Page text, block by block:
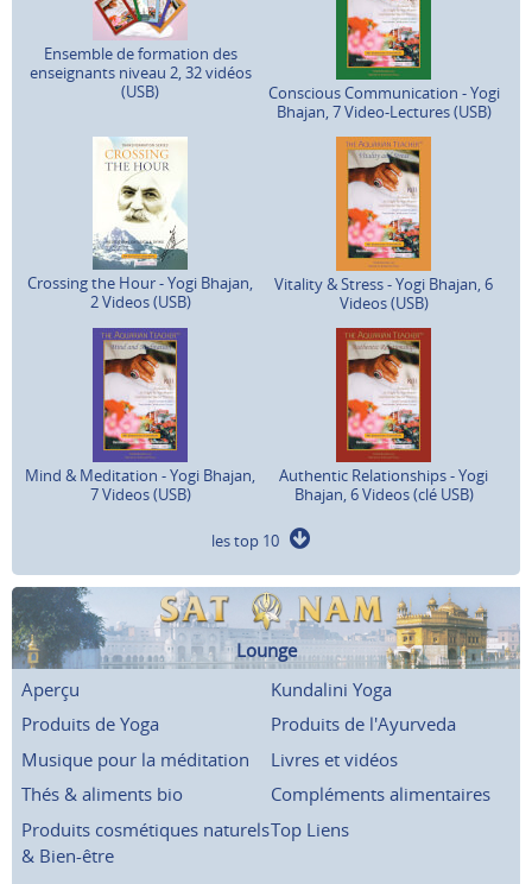
Ensemble de formation des
enseignants niveau 2, 32 vidéos
(USB)
Conscious Communication - Yogi
Bhajan, 7 Video-Lectures (USB)
Crossing the Hour - Yogi Bhajan,
2 Videos (USB)
Vitality & Stress - Yogi Bhajan, 6
Videos (USB)
Mind & Meditation - Yogi Bhajan,
7 Videos (USB)
Authentic Relationships - Yogi
Bhajan, 6 Videos (clé USB)
les top 10
Lounge
Aperçu
Kundalini Yoga
Produits de Yoga
Produits de l'Ayurveda
Musique pour la méditation
Livres et vidéos
Thés & aliments bio
Compléments alimentaires
Produits cosmétiques naturels
& Bien-être
Top Liens